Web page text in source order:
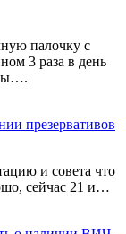
палочку с
3 раза в день
презервативов
и совета что
сейчас 21 и…